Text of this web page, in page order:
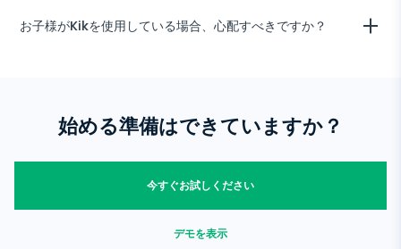
購入手続きを完了した後、インストールプロセスに進みます。終了する
と、情報が取得され整理されたユーザースペースに入ります。ユーザー
ジの完全なリストを追跡します。古いメッセージを表示するには、下に
スクロールして右をタップします。
お子様がKikを使用している場合、心配すべきですか？
われている活動の種類に注意を払うべきです。子供たちにiMessageの
メール/番号を見知らぬ人に教えないようにし、ユーザーをブロックす
始める準備はできていますか？
今すぐお試しください
デモを表示